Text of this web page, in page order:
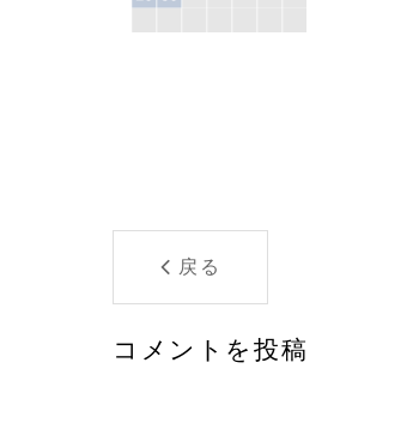
戻る
コメントを投稿